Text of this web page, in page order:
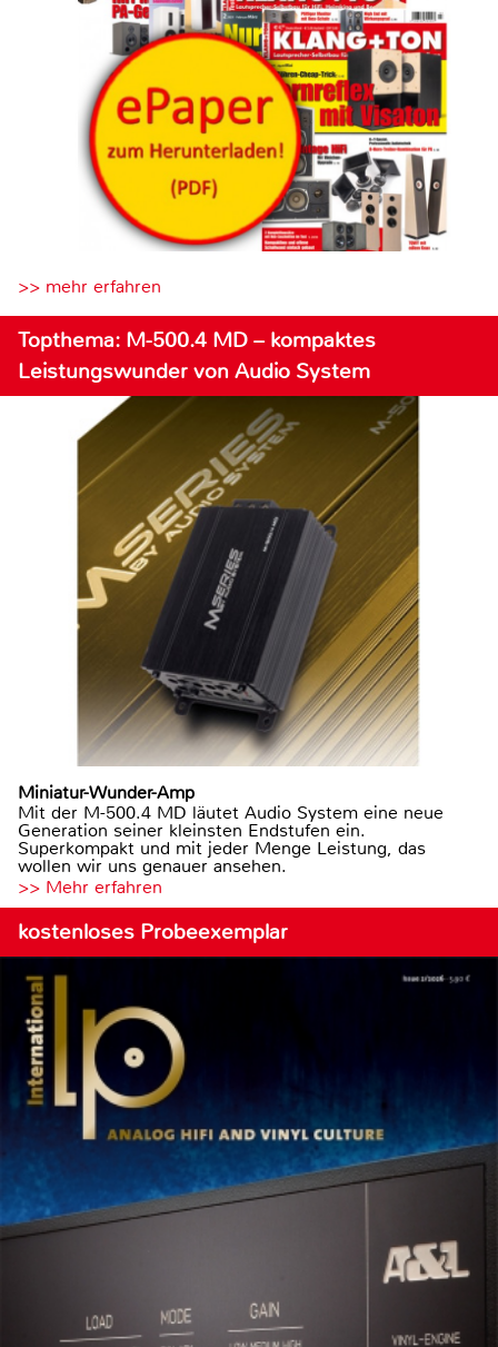
>> mehr erfahren
Topthema: M-500.4 MD – kompaktes
Leistungswunder von Audio System
Miniatur-Wunder-Amp
Mit der M-500.4 MD läutet Audio System eine neue
Generation seiner kleinsten Endstufen ein.
Superkompakt und mit jeder Menge Leistung, das
wollen wir uns genauer ansehen.
>> Mehr erfahren
kostenloses Probeexemplar